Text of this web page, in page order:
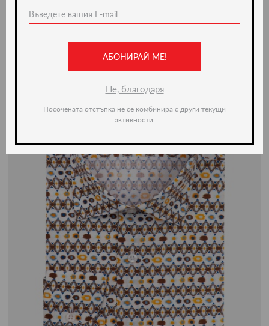
Ние препоръчваме
АБОНИРАЙ МЕ!
Не, благодаря
Посочената отстъпка не се комбинира с други текущи
активности.